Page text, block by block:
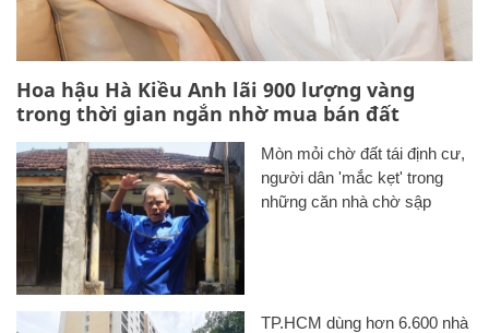
Hoa hậu Hà Kiều Anh lãi 900 lượng vàng
trong thời gian ngắn nhờ mua bán đất
Mòn mỏi chờ đất tái định cư,
người dân 'mắc kẹt' trong
những căn nhà chờ sập
TP.HCM dùng hơn 6.600 nhà